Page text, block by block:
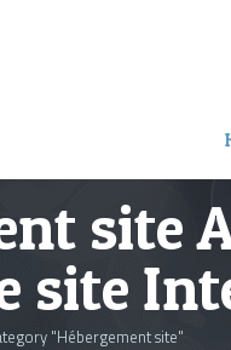
site
site
"Hébergement site"